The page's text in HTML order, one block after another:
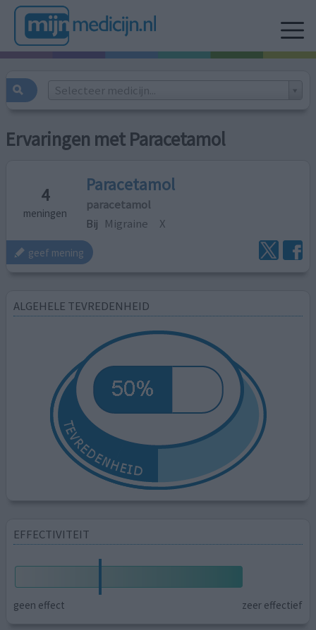
Selecteer medicijn...
Ervaringen met Paracetamol
4
meningen
Paracetamol
paracetamol
Bij Migraine X
geef mening
ALGEHELE TEVREDENHEID
EFFECTIVITEIT
geen effect zeer effectief